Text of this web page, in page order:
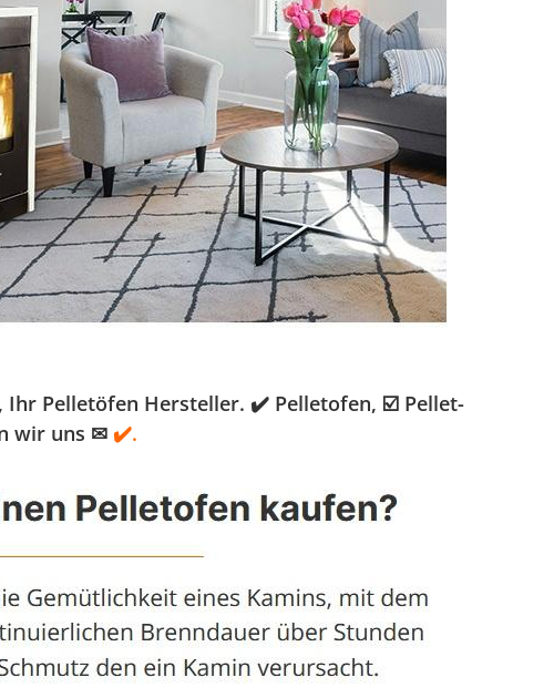
Ihr Pelletöfen Hersteller. ✔️ Pelletofen, ☑️ Pellet-
wir uns ✉ ✔️.